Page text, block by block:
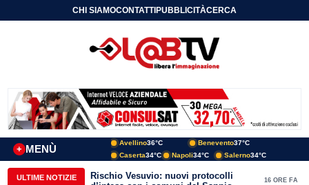
CHI SIAMOCONTATTIPUBBLICITÀCERCA
MENÙ
+
Avellino36°C Benevento37°C
Caserta34°C Napoli34°C Salerno34°C
ULTIME NOTIZIE
Rischio Vesuvio: nuovi protocolli
16 ORE FA